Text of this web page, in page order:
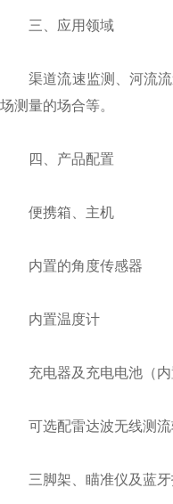
三、应用领域
渠道流速监测、河流流
场测量的场合等。
四、产品配置
便携箱、主机
内置的角度传感器
内置温度计
充电器及充电电池（内
可选配雷达波无线测流
三脚架、瞄准仪及蓝牙